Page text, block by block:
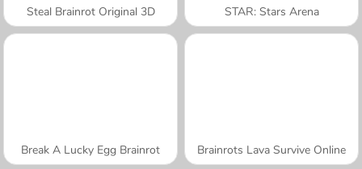
Steal Brainrot Original 3D STAR: Stars Arena
Break A Lucky Egg Brainrot Brainrots Lava Survive Online